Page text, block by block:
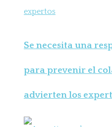
Se necesita una
para prevenir el
advierten los